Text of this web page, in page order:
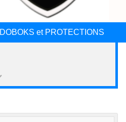
DOBOKS et PROTECTIONS